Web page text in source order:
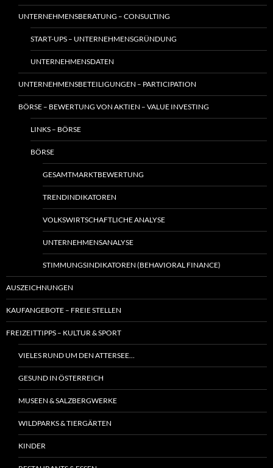
UNTERNEHMENSBERATUNG – CONSULTING
START-UPS – UNTERNEHMENSGRÜNDUNG
UNTERNEHMENSDATEN
UNTERNEHMENSBETEILIGUNGEN – PARTICIPATION
BÖRSE – BEWERTUNG VON AKTIEN – VALUE INVESTING
LINKS – BÖRSE
BÖRSE
GESAMTMARKTBEWERTUNG
TRENDINDIKATOREN
VOLKSWIRTSCHAFTLICHE ANALYSE
UNTERNEHMENSANALYSE
STIMMUNGSINDIKATOREN (BEHAVIORAL FINANCE)
AUSZEICHNUNGEN
KAUFANGEBOTE – FREIE STELLEN
FREIZEITTIPPS – KULTUR & SPORT
VIELES RUND UM DEN ATTERSEE…
GESUND IN ÖSTERREICH
MUSEEN & SALZBERGWERKE
WILDPARKS & TIERGÄRTEN
KINDER